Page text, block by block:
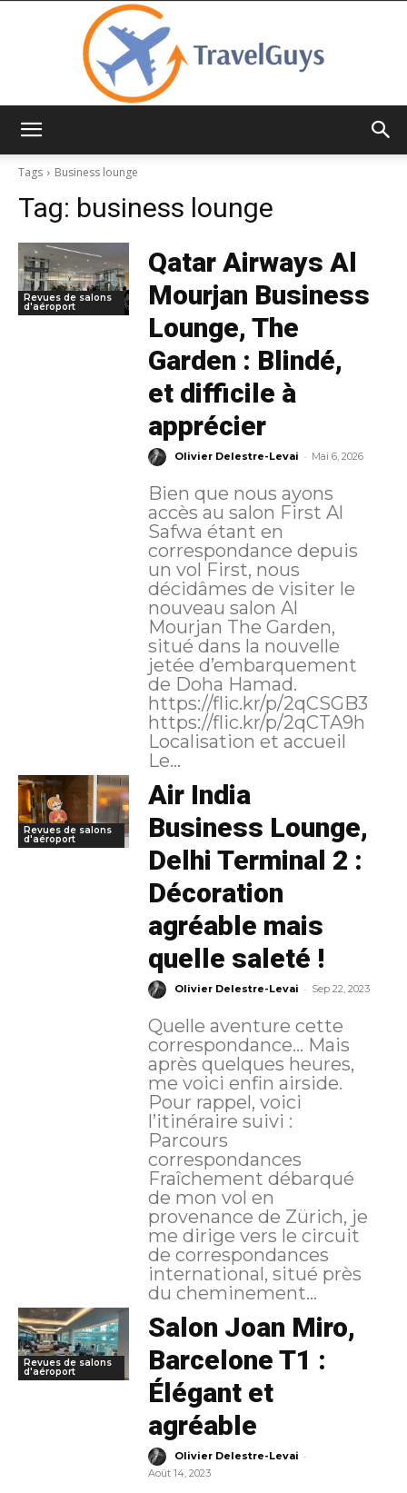
Tags
Business lounge
Tag: business lounge
Revues de salons
d'aéroport
Qatar Airways Al
Mourjan Business
Lounge, The
Garden : Blindé,
et difficile à
apprécier
Olivier Delestre-Levai - Mai 6, 2026
Bien que nous ayons
accès au salon First Al
Safwa étant en
correspondance depuis
un vol First, nous
décidâmes de visiter le
nouveau salon Al
Mourjan The Garden,
situé dans la nouvelle
jetée d’embarquement
de Doha Hamad.
https://flic.kr/p/2qCSGB3
https://flic.kr/p/2qCTA9h
Localisation et accueil
Le...
Revues de salons
d'aéroport
Air India
Business Lounge,
Delhi Terminal 2 :
Décoration
agréable mais
quelle saleté !
Olivier Delestre-Levai - Sep 22, 2023
Quelle aventure cette
correspondance… Mais
après quelques heures,
me voici enfin airside.
Pour rappel, voici
l’itinéraire suivi :
Parcours
correspondances
Fraîchement débarqué
de mon vol en
provenance de Zürich, je
me dirige vers le circuit
de correspondances
international, situé près
du cheminement...
Revues de salons
d'aéroport
Salon Joan Miro,
Barcelone T1 :
Élégant et
agréable
Olivier Delestre-Levai -
Août 14, 2023